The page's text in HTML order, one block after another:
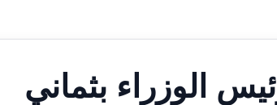
الوزراء بثماني